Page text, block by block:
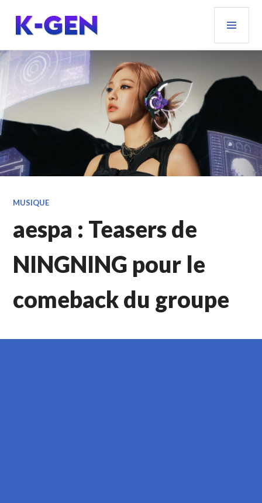
contenu
principal
K-GEN
MUSIQUE
aespa : Teasers de
NINGNING pour le
comeback du groupe